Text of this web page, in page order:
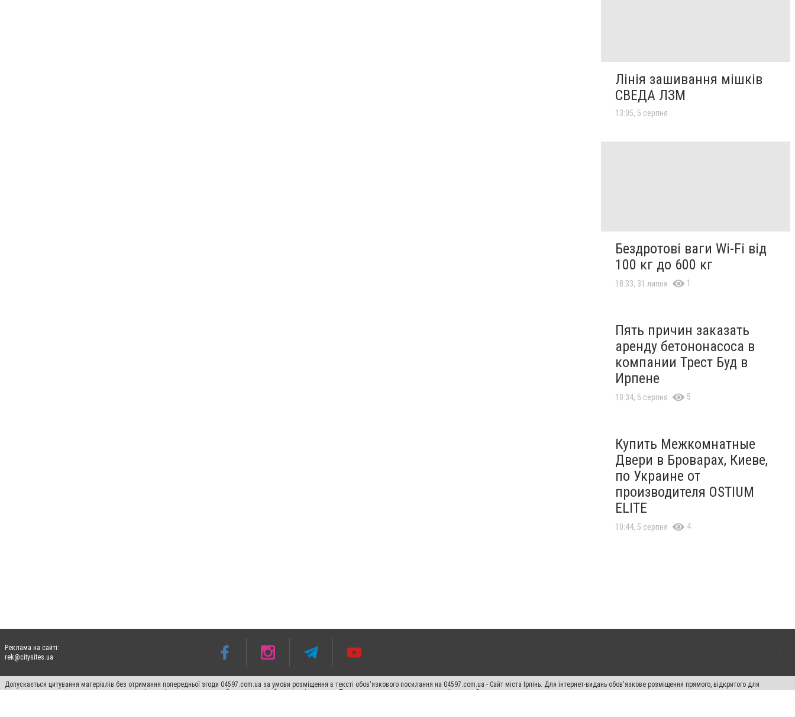
Лінія зашивання мішків
СВЕДА ЛЗМ
13:05, 5 серпня
Бездротові ваги Wi-Fi від
100 кг до 600 кг
18:33, 31 липня 1
Пять причин заказать
аренду бетононасоса в
компании Трест Буд в
Ирпене
10:34, 5 серпня 5
Купить Межкомнатные
Двери в Броварах, Киеве,
по Украине от
производителя OSTIUM
ELITE
10:44, 5 серпня 4
Реклама на сайті:
rek@citysites.ua
Допускається цитування матеріалів без отримання попередньої згоди 04597.com.ua за умови розміщення в тексті обов'язкового посилання на 04597.com.ua - Сайт міста Ірпінь. Для інтернет-видань обов'язкове розміщення прямого, відкритого для
пошукових систем гіперпосилання на цитовані статті не нижче другого абзацу в тексті або в якості джерела. Порушення виняткових прав переслідується Законом.